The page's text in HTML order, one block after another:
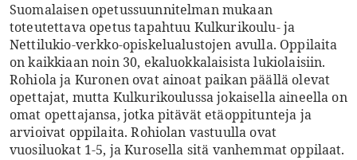
Suomalaisen opetussuunnitelman mukaan
toteutettava opetus tapahtuu Kulkurikoulu- ja
Nettilukio-verkko-opiskelualustojen avulla. Oppilaita
on kaikkiaan noin 30, ekaluokkalaisista lukiolaisiin.
Rohiola ja Kuronen ovat ainoat paikan päällä olevat
opettajat, mutta Kulkurikoulussa jokaisella aineella on
omat opettajansa, jotka pitävät etäoppitunteja ja
arvioivat oppilaita. Rohiolan vastuulla ovat
vuosiluokat 1-5, ja Kurosella sitä vanhemmat oppilaat.